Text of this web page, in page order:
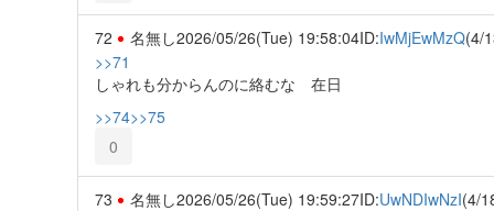
72 名無し2026/05/26(Tue) 19:58:04ID:IwMjEwMzQ(4/
>>71
しゃれも分からんのに絡むな 在日
>>74>>75
0
73 名無し2026/05/26(Tue) 19:59:27ID:UwNDIwNzI(4/